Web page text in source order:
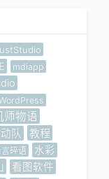
mdiapp
师物语
队 教程
言碎语 水彩
看图软件